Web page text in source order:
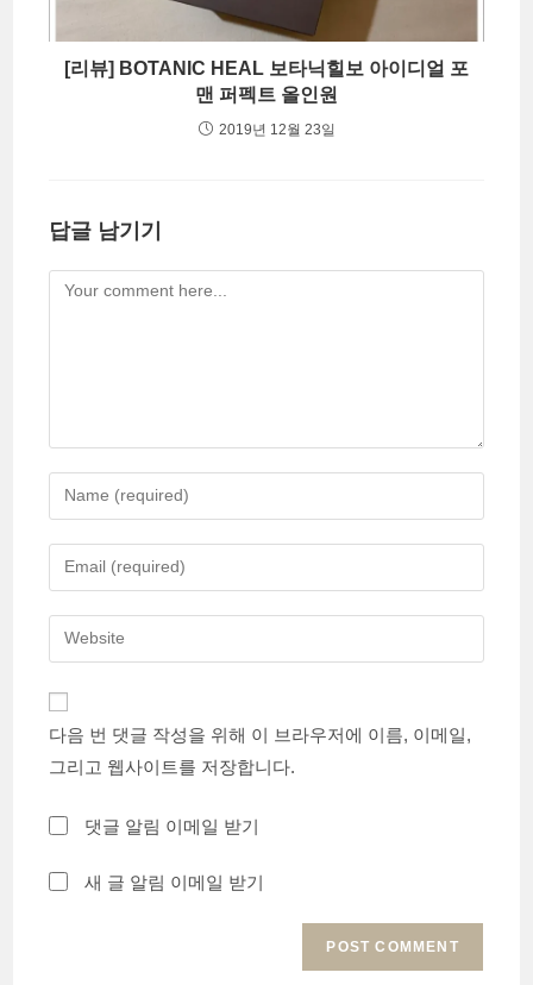
[리뷰] BOTANIC HEAL 보타닉힐보 아이디얼 포
맨 퍼펙트 올인원
2019년 12월 23일
답글 남기기
Comment
Enter
your
name
comment
Enter
your
email
address
Enter
your
URL
(optional)
다음 번 댓글 작성을 위해 이 브라우저에 이름, 이메일,
그리고 웹사이트를 저장합니다.
댓글 알림 이메일 받기
새 글 알림 이메일 받기